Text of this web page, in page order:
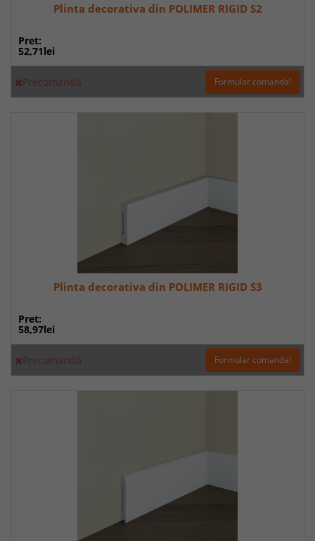
Plinta decorativa din POLIMER RIGID S2
Pret:
52,71lei
Precomandă Formular comanda!
Plinta decorativa din POLIMER RIGID S3
Pret:
58,97lei
Precomandă Formular comanda!